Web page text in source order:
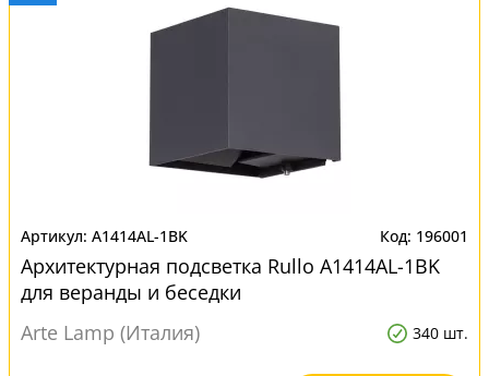
A1414AL-1BK 196001
Архитектурная подсветка Rullo A1414AL-1BK
для веранды и беседки
Arte Lamp (Италия)
340 шт.